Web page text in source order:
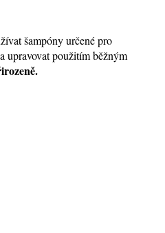
šampóny určené pro
upravovat použitím běžným